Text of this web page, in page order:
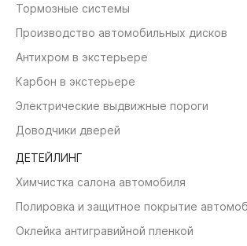
Тормозные системы
Производство автомобильных дисков
Антихром в экстерьере
Карбон в экстерьере
Электрические выдвижные пороги
Доводчики дверей
ДЕТЕЙЛИНГ
Химчистка салона автомобиля
Полировка и защитное покрытие
Оклейка антигравийной пленкой